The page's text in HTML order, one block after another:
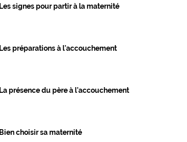
Les signes pour partir à la maternité
Les préparations à l'accouchement
La présence du père à l'accouchement
Bien choisir sa maternité